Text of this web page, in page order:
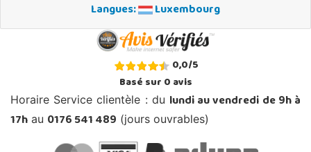
Langues:
Luxembourg
0,0/5
Basé sur0avis
Horaire Service clientèle : du lundi au vendredi de 9h à
17h au 0176 541 489 (jours ouvrables)